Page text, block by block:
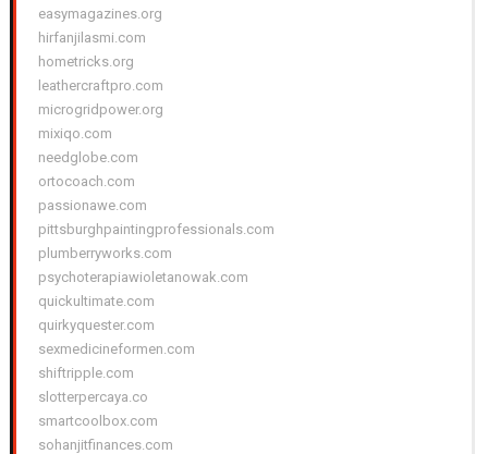
easymagazines.org
hirfanjilasmi.com
hometricks.org
leathercraftpro.com
microgridpower.org
mixiqo.com
needglobe.com
ortocoach.com
passionawe.com
pittsburghpaintingprofessionals.com
plumberryworks.com
psychoterapiawioletanowak.com
quickultimate.com
quirkyquester.com
sexmedicineformen.com
shiftripple.com
slotterpercaya.co
smartcoolbox.com
sohanjitfinances.com